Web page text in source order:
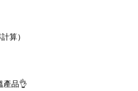
算）
產品👌